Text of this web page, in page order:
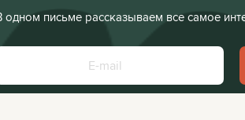
одном письме рассказываем все самое